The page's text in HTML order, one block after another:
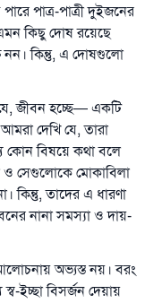
পাত্র-পাত্রী দুইজনের
কিছু দোষ রয়েছে
নন। কিন্তু, এ দোষগুলো
জীবন হচ্ছে— একটি
দেখি যে, তারা
কোন বিষয়ে কথা বলে
ও সেগুলোকে মোকাবিলা
কিন্তু, তাদের এ ধারণা
নানা সমস্যা ও দায়-
অভ্যস্ত নয়। বরং
ইচ্ছা বিসর্জন দেয়ায়